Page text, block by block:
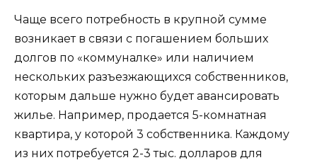
Чаще всего потребность в крупной сумме
возникает в связи с погашением больших
долгов по «коммуналке» или наличием
нескольких разъезжающихся собственников,
которым дальше нужно будет авансировать
жилье. Например, продается 5-комнатная
квартира, у которой 3 собственника. Каждому
из них потребуется 2-3 тыс. долларов для